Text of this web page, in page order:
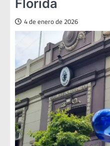
Florida
4 de enero de 2026